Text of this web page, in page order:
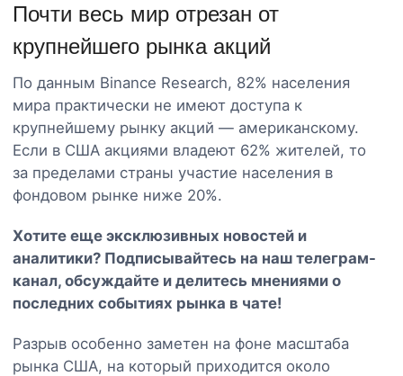
Почти весь мир отрезан от
крупнейшего рынка акций
По данным Binance Research, 82% населения
мира практически не имеют доступа к
крупнейшему рынку акций — американскому.
Если в США акциями владеют 62% жителей, то
за пределами страны участие населения в
фондовом рынке ниже 20%.
Хотите еще эксклюзивных новостей и
аналитики? Подписывайтесь на наш телеграм-
канал, обсуждайте и делитесь мнениями о
последних событиях рынка в чате!
Разрыв особенно заметен на фоне масштаба
рынка США, на который приходится около